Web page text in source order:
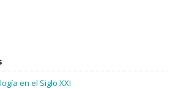
en el Siglo XXI